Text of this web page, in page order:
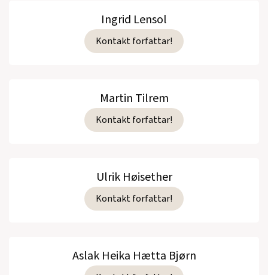
Ingrid Lensol
Kontakt forfattar!
Martin Tilrem
Kontakt forfattar!
Ulrik Høisether
Kontakt forfattar!
Aslak Heika Hætta Bjørn